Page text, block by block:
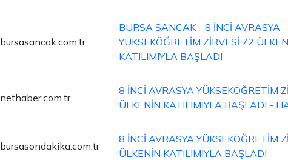
bursasancak.com.tr
BURSA SANCAK - 8 İNCİ AVRASYA
YÜKSEKÖĞRETİM ZİRVESİ 72
KATILIMIYLA BAŞLADI
nethaber.com.tr
8 İNCİ AVRASYA YÜKSEKÖĞRETİM
ÜLKENİN KATILIMIYLA BAŞLADI -
bursasondakika.com.tr
8 İNCİ AVRASYA YÜKSEKÖĞRETİM
ÜLKENİN KATILIMIYLA BAŞLADI